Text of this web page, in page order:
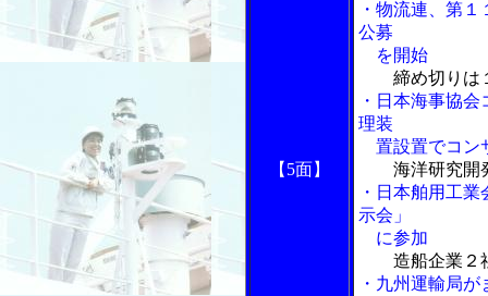
【5面】
・物流連、第
公募
を開始
締め切りは
・日本海事協
理装
置設置でコン
海洋研究開
・日本舶用工
示会」
に参加
造船企業２
・九州運輸局